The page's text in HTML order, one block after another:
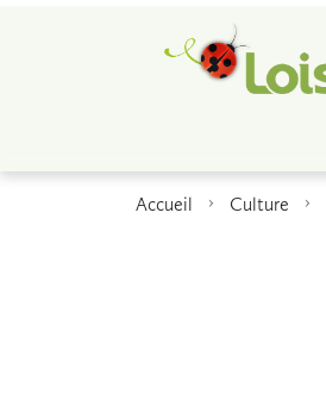
Accueil Culture